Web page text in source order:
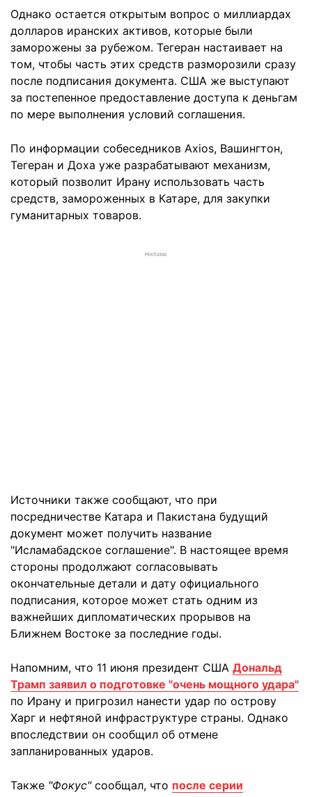
Однако остается открытым вопрос о миллиардах
долларов иранских активов, которые были
заморожены за рубежом. Тегеран настаивает на
том, чтобы часть этих средств разморозили сразу
после подписания документа. США же выступают
за постепенное предоставление доступа к деньгам
по мере выполнения условий соглашения.
По информации собеседников Axios, Вашингтон,
Тегеран и Доха уже разрабатывают механизм,
который позволит Ирану использовать часть
средств, замороженных в Катаре, для закупки
гуманитарных товаров.
РЕКЛАМА
Источники также сообщают, что при
посредничестве Катара и Пакистана будущий
документ может получить название
"Исламабадское соглашение". В настоящее время
стороны продолжают согласовывать
окончательные детали и дату официального
подписания, которое может стать одним из
важнейших дипломатических прорывов на
Ближнем Востоке за последние годы.
Напомним, что 11 июня президент США Дональд
Трамп заявил о подготовке "очень мощного удара"
по Ирану и пригрозил нанести удар по острову
Харг и нефтяной инфраструктуре страны. Однако
впоследствии он сообщил об отмене
запланированных ударов.
Также "Фокус"сообщал, что после серии